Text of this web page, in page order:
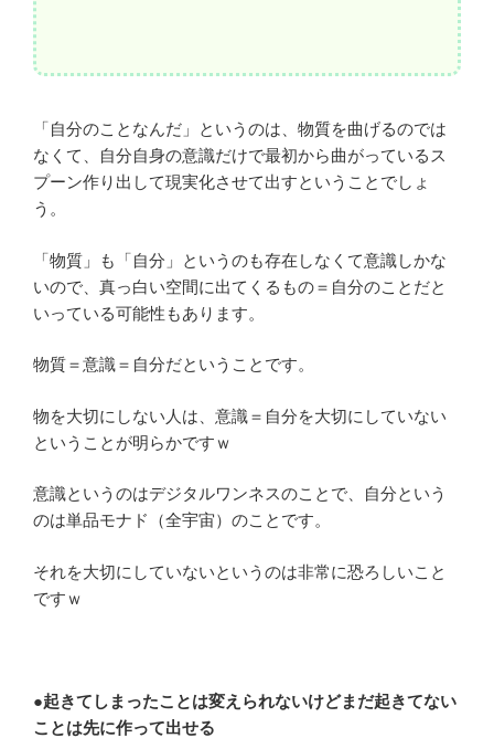
「自分のことなんだ」というのは、物質を曲げるのでは
なくて、自分自身の意識だけで最初から曲がっているス
プーン作り出して現実化させて出すということでしょ
う。
「物質」も「自分」というのも存在しなくて意識しかな
いので、真っ白い空間に出てくるもの＝自分のことだと
いっている可能性もあります。
物質＝意識＝自分だということです。
物を大切にしない人は、意識＝自分を大切にしていない
ということが明らかですｗ
意識というのはデジタルワンネスのことで、自分という
のは単品モナド（全宇宙）のことです。
それを大切にしていないというのは非常に恐ろしいこと
ですｗ
●起きてしまったことは変えられないけどまだ起きてない
ことは先に作って出せる